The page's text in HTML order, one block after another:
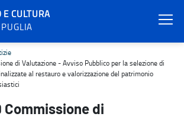
CULTURA
di Valutazione - Avviso Pubblico per
di Valutazione - Avviso Pubblico per la selezione di
al restauro e valorizzazione del patrimonio
Commissione di